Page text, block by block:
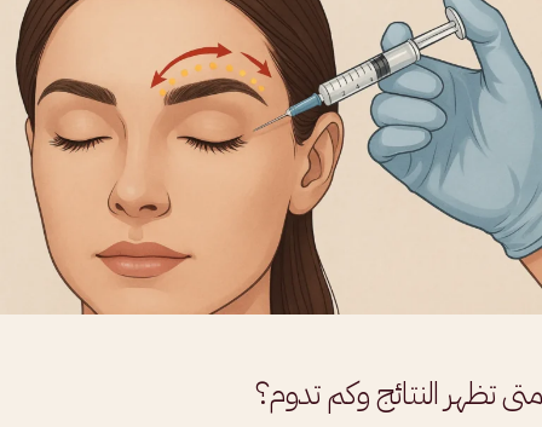
متى تظهر النتائج وكم تدوم؟